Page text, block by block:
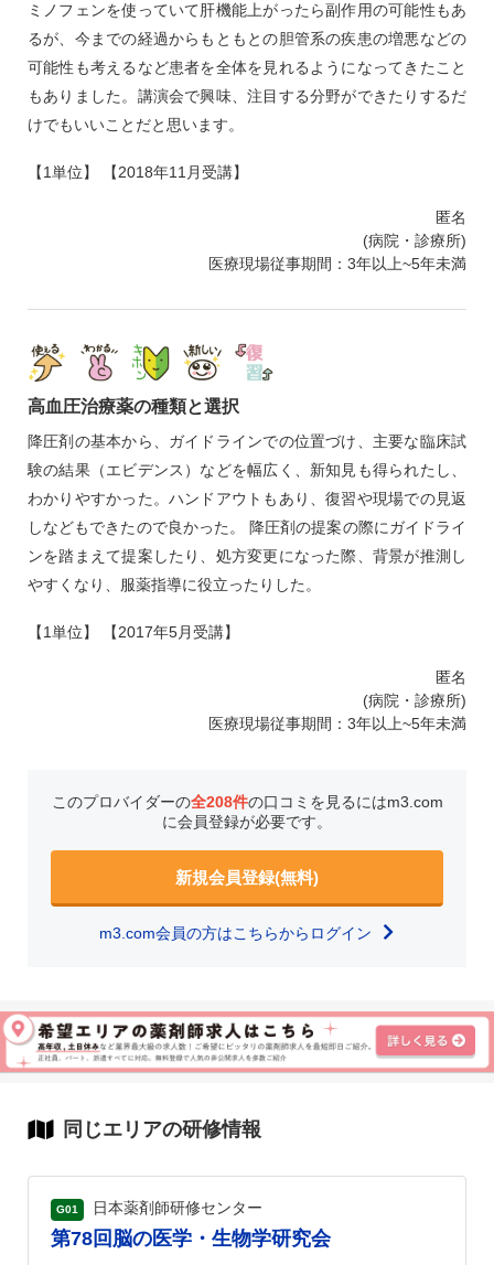
ミノフェンを使っていて肝機能上がったら副作用の可能性もあ
るが、今までの経過からもともとの胆管系の疾患の増悪などの
可能性も考えるなど患者を全体を見れるようになってきたこと
もありました。講演会で興味、注目する分野ができたりするだ
けでもいいことだと思います。
【1単位】 【2018年11月受講】
匿名
(病院・診療所)
医療現場従事期間：3年以上~5年未満
高血圧治療薬の種類と選択
降圧剤の基本から、ガイドラインでの位置づけ、主要な臨床試
験の結果（エビデンス）などを幅広く、新知見も得られたし、
わかりやすかった。ハンドアウトもあり、復習や現場での見返
しなどもできたので良かった。 降圧剤の提案の際にガイドライ
ンを踏まえて提案したり、処方変更になった際、背景が推測し
やすくなり、服薬指導に役立ったりした。
【1単位】 【2017年5月受講】
匿名
(病院・診療所)
医療現場従事期間：3年以上~5年未満
このプロバイダーの全208件の口コミを見るにはm3.com
に会員登録が必要です。
新規会員登録(無料)
m3.com会員の方はこちらからログイン
同じエリアの研修情報
G01 日本薬剤師研修センター
第78回脳の医学・生物学研究会